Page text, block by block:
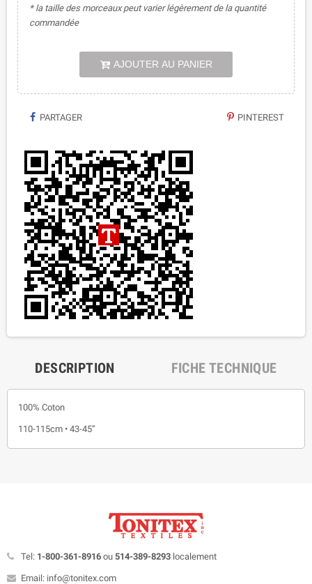
* la taille des morceaux peut varier légèrement de la quantité
commandée
AJOUTER AU PANIER
PARTAGER PINTEREST
DESCRIPTION FICHE TECHNIQUE
100% Coton
110-115cm • 43-45”
Tel: 1-800-361-8916 ou 514-389-8293 localement
Email: info@tonitex.com